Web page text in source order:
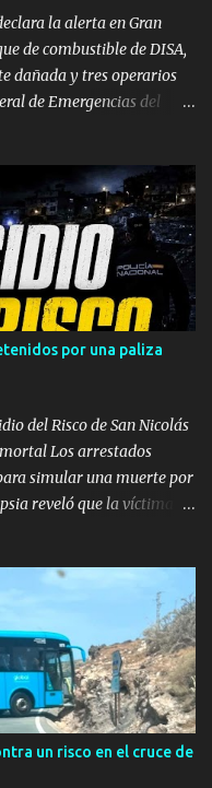
la alerta en Gran
de combustible de DISA,
dañada y tres operarios
de Emergencias del
sustancias
tomado tras la grave
el Polígono Industrial de
del plan responde
del incidente y
al tratarse de una
Deflagración en
oficiales facilitados por el
de alerta se recibió en el
por una paliza
del Risco de San Nicolás
Los arrestados
simular una muerte por
reveló que la víctima
Nacional, adscritos al
de Policía Judicial de
un hombre ocurrido el
de San Nicolás, en la
Risco' se ha
como presuntos autores
14 de febrero de
un varón con
un risco en el cruce de